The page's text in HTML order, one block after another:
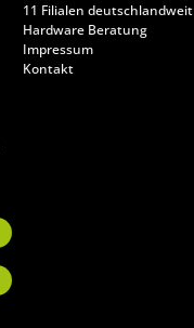
11 Filialen deutschlandweit
Hardware Beratung
Impressum
Kontakt